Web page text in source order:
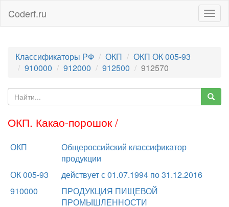
Coderf.ru
Классификаторы РФ ОКП
ОКП ОК 005-93
910000
912000 912500 912570
ОКП. Какао-порошок /
ОКП
Общероссийский классификатор
продукции
ОК 005-93
действует с 01.07.1994 по 31.12.2016
910000
ПРОДУКЦИЯ ПИЩЕВОЙ
ПРОМЫШЛЕННОСТИ